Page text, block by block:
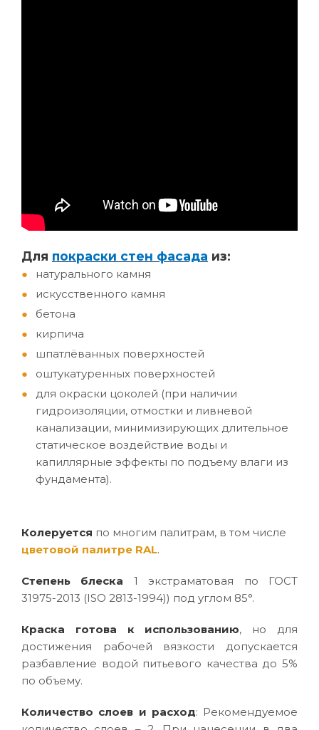
Для покраски стен фасада из:
натурального камня
искусственного камня
бетона
кирпича
шпатлёванных поверхностей
оштукатуренных поверхностей
для окраски цоколей (при наличии
гидроизоляции, отмостки и ливневой
канализации, минимизирующих длительное
статическое воздействие воды и
капиллярные эффекты по подъему влаги из
фундамента).
Колеруется по многим палитрам, в том числе
цветовой палитре RAL.
Степень блеска 1 экстраматовая по ГОСТ
31975-2013 (ISO 2813-1994)) под углом 85°.
Краска готова к использованию, но для
достижения рабочей вязкости допускается
разбавление водой питьевого качества до 5%
по объему.
Количество слоев и расход: Рекомендуемое